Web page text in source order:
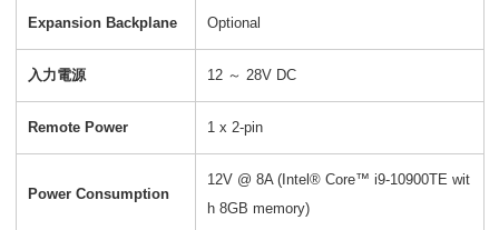
Expansion Backplane Optional
入力電源 12 ～ 28V DC
Remote Power 1 x 2-pin
Power Consumption
12V @ 8A (Intel® Core™ i9-10900TE wit
h 8GB memory)